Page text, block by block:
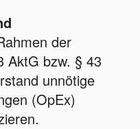
der
AktG bzw. § 43
unnötige
(OpEx)